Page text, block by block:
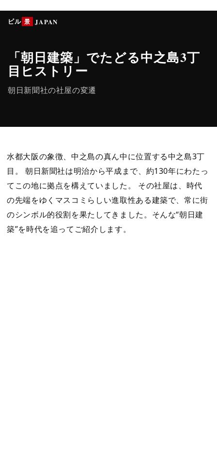
ビル 景 JAPAN
「朝日建築」でたどる中之島3丁
目ヒストリー
朝日新聞社の社屋の変遷
水都大阪の象徴、中之島の真ん中に位置する中之島3丁
目。 朝日新聞社は明治から平成まで、約130年にわたっ
てこの地に拠点を構えていました。 その社屋は、時代
の先端をゆくマスコミらしい進取性ある建築で、常に街
のシンボル的役割を果たしてきました。そんな“朝日建
築”を時代を追ってご紹介します。